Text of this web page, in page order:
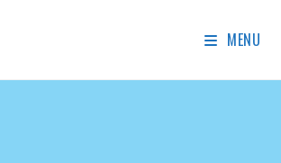
MENU